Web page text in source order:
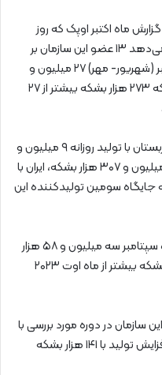
گزارش ماه اکتبر اوپک که روز
سه‌شنبه (۲۱ شهریور) منتشر شد نشان می‌دهد ۱۳ عضو این سازمان بر
اساس گزارش منابع ثانویه در ماه سپتامبر (شهریور- مهر) ۲۷ میلیون و
۷۵۵ هزار بشکه نفت خام تولید کردند که ۲۷۳ هزار بشکه بیشتر از ۲۷
بر اساس گزارش ماه اکتبر اوپک، پس از عربستان با تولید روزانه ۹ میلیون و
۶ هزار بشکه و عراق با تولید روزانه چهار میلیون و ۳۰۷ هزار بشکه، ایران با
و ۵۸ هزار بشکه جایگاه سومین تولیدکننده این
بر اساس گزارش منابع ثانویه، ایران در ماه سپتامبر سه میلیون و ۵۸ هزار
بشکه نفت خام تولید کرده که ۱۵ هزار بشکه بیشتر از ماه اوت ۲۰۲۳
در دوره مورد بررسی با
افزایش همراه بوده است که بیشترین افزایش تولید با ۱۴۱ هزار بشکه